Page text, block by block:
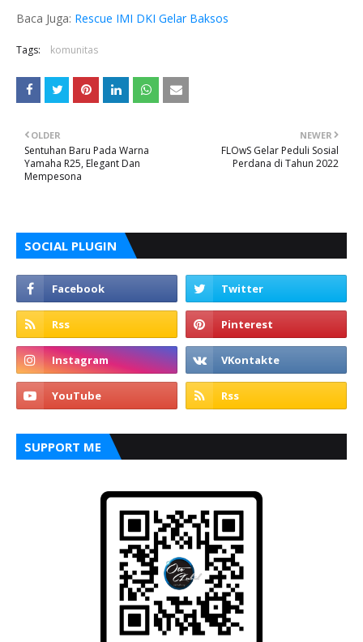
Baca Juga: Rescue IMI DKI Gelar Baksos
Tags: komunitas
NEWER
FLOwS Gelar Peduli Sosial
Perdana di Tahun 2022
OLDER
Sentuhan Baru Pada Warna
Yamaha R25, Elegant Dan
Mempesona
SOCIAL PLUGIN
SUPPORT ME